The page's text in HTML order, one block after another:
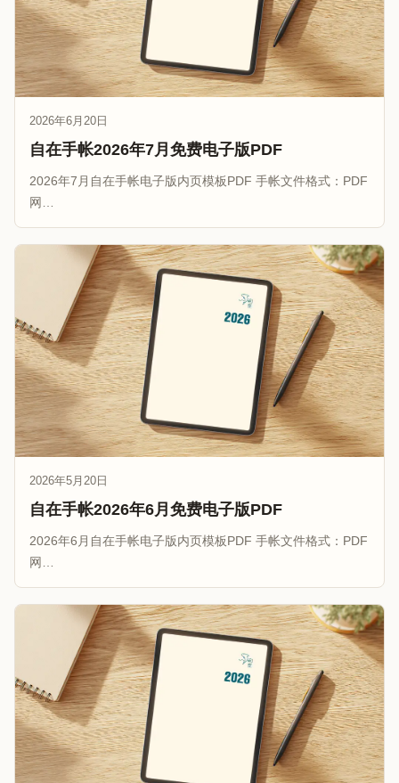
2026年6月20日
自在手帐2026年7月免费电子版PDF
2026年7月自在手帐电子版内页模板PDF 手帐文件格式：PDF
网…
2026年5月20日
自在手帐2026年6月免费电子版PDF
2026年6月自在手帐电子版内页模板PDF 手帐文件格式：PDF
网…